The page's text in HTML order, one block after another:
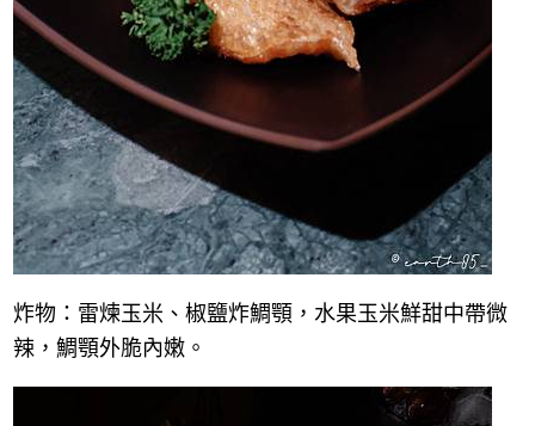
炸物：雷煉玉米、椒鹽炸鯛顎，水果玉米鮮甜中帶微
辣，鯛顎外脆內嫩。